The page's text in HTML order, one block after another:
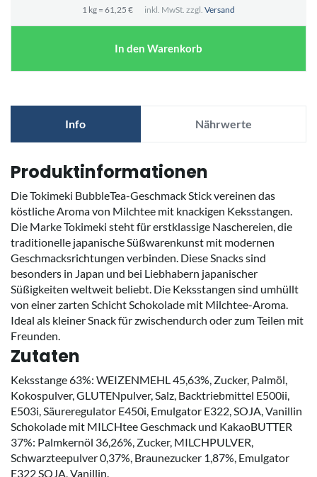
1 kg = 61,25 € inkl. MwSt. zzgl. Versand
In den Warenkorb
Info Nährwerte
Produktinformationen
Die Tokimeki BubbleTea-Geschmack Stick vereinen das
köstliche Aroma von Milchtee mit knackigen Keksstangen.
Die Marke Tokimeki steht für erstklassige Naschereien, die
traditionelle japanische Süßwarenkunst mit modernen
Geschmacksrichtungen verbinden. Diese Snacks sind
besonders in Japan und bei Liebhabern japanischer
Süßigkeiten weltweit beliebt. Die Keksstangen sind umhüllt
von einer zarten Schicht Schokolade mit Milchtee-Aroma.
Ideal als kleiner Snack für zwischendurch oder zum Teilen mit
Freunden.
Zutaten
Keksstange 63%: WEIZENMEHL 45,63%, Zucker, Palmöl,
Kokospulver, GLUTENpulver, Salz, Backtriebmittel E500ii,
E503i, Säureregulator E450i, Emulgator E322, SOJA, Vanillin
Schokolade mit MILCHtee Geschmack und KakaoBUTTER
37%: Palmkernöl 36,26%, Zucker, MILCHPULVER,
Schwarzteepulver 0,37%, Braunezucker 1,87%, Emulgator
E322 SOJA, Vanillin.